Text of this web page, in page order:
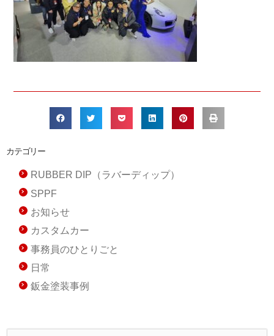
カテゴリー
RUBBER DIP（ラバーディップ）
SPPF
お知らせ
カスタムカー
事務員のひとりごと
日常
鈑金塗装事例